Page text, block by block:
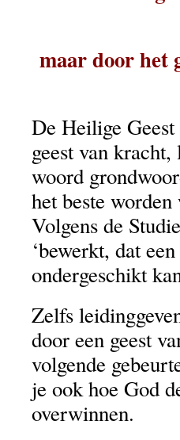
maar door het
De Heilige
geest van
woord
het beste worden
Volgens de
‘bewerkt, dat
ondergeschikt
Zelfs
door een geest
volgende
je ook hoe God
overwinnen.